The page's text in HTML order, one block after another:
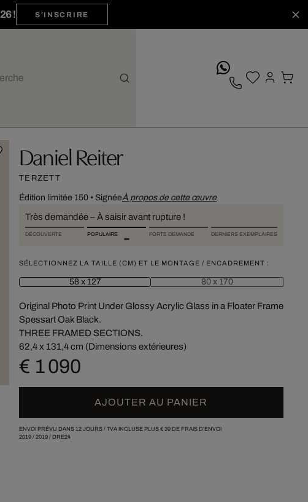
! S'INSCRIRE
Daniel Reiter
TERZETT
Édition limitée 150• SignéeÀ propos de cette œuvre
Très demandée – À saisir avant rupture !
DÉCOUVERTE POPULAIRE FORTE DEMANDE DERNIERS EXEMPLAIRES
SÉLECTIONNEZ LA TAILLE (CM) ET LE MONTAGE / ENCADREMENT :
58 x 127 80 x 170
Original Photo Print Under Glossy Acrylic Glass in a Floater Frame
Spessart Oak Black.
THREE FRAMED SECTIONS.
62,4 x 131,4 cm (Dimensions extérieures)
€ 1 090
AJOUTER AU PANIER
ENVOI PRÉVU DANS 12 JOURS / TVA INCLUSE PLUS € 39DE FRAIS D'ENVOI
2019/ 2019/ DRE24